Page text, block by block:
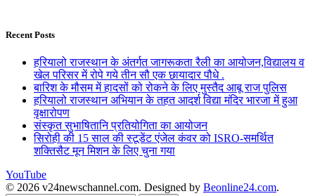
Recent Posts
हरियालो राजस्थान के अंतर्गत जागरूकता रैली का आयोजन,विद्यालय व
खेल परिसर में रोपे गये तीन सौ एक छायादार पौधे .
बारिश के मौसम में हादसों को रोकने के लिए मुस्तैद आबू राज पुलिस
हरियालो राजस्थान अभियान के तहत आदर्श विद्या मंदिर भारजा में हुआ
वृक्षारोपण
संस्कृत सुभाषितानि प्रतियोगिता का आयोजन
सिरोही की 15 साल की स्टूडेंट एंजेल कंवर को ISRO-समर्थित
शक्तिसैट मून मिशन के लिए चुना गया
YouTube
© 2026 v24newschannel.com. Designed by Beonline24.com.